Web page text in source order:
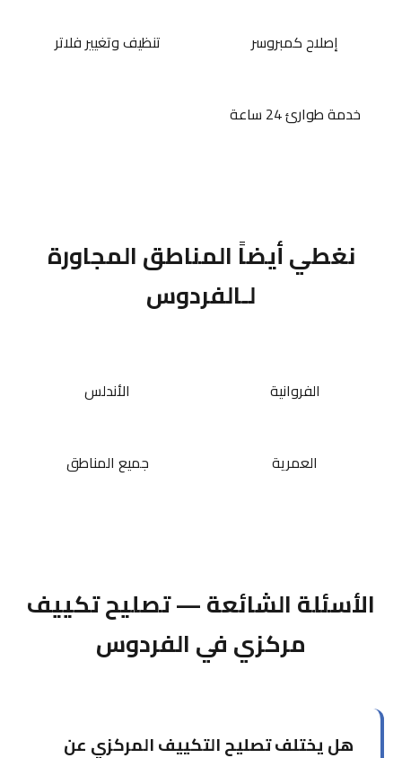
إصلاح كمبروسر تنظيف وتغيير فلاتر
خدمة طوارئ 24 ساعة
نغطي أيضاً المناطق المجاورة
لـالفردوس
الفروانية الأندلس
العمرية جميع المناطق
الأسئلة الشائعة — تصليح تكييف
مركزي في الفردوس
هل يختلف تصليح التكييف المركزي عن